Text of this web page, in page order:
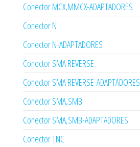
Conector MCX,MMCX-ADAPTADORES
Conector N
Conector N-ADAPTADORES
Conector SMA REVERSE
Conector SMA REVERSE-ADAPTADORES
Conector SMA,SMB
Conector SMA,SMB-ADAPTADORES
Conector TNC